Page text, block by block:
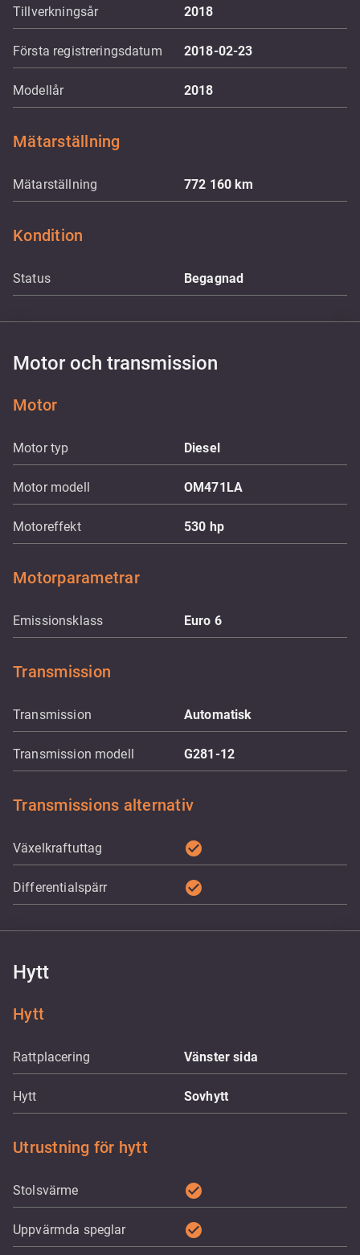
Tillverkningsår 2018
Första registreringsdatum 2018-02-23
Modellår 2018
Mätarställning
Mätarställning 772 160km
Kondition
Status Begagnad
Motor och transmission
Motor
Motor typ Diesel
Motor modell OM471LA
Motoreffekt 530 hp
Motorparametrar
Emissionsklass Euro 6
Transmission
Transmission Automatisk
Transmission modell G281-12
Transmissions alternativ
Växelkraftuttag check_circle
Differentialspärr check_circle
Hytt
Hytt
Rattplacering Vänster sida
Hytt Sovhytt
Utrustning för hytt
Stolsvärme check_circle
Uppvärmda speglar check_circle